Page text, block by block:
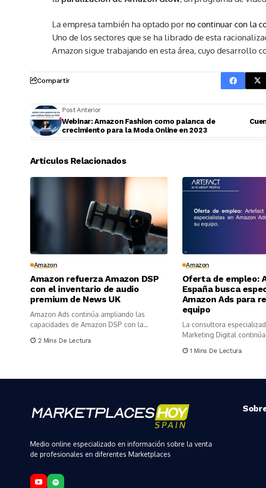
La empresa también ha optado porno continuar con la
Uno de los sectores que se ha librado de esta
Amazon sigue trabajando en esta área, cuyo desarrollo
Compartir
Post Anterior
Webinar: Amazon Fashion como palanca de
crecimiento para la Moda Online en 2023
Artículos Relacionados
Amazon
Amazon refuerza Amazon DSP
con el inventario de audio
premium de News UK
Amazon Ads continúa ampliando las
capacidades de Amazon DSP con la
2 Mins De Lectura
Amazon
Oferta de empleo:
España busca
Amazon Ads para
equipo
La consultora
Marketing Digital
1 Mins De Lectura
Medio online especializado en información sobre la venta
de profesionales en diferentes Marketplaces